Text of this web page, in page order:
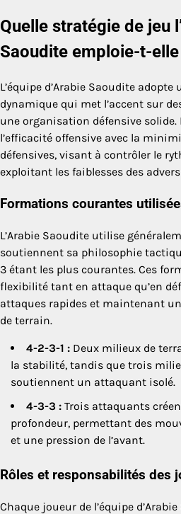
Quelle stratégie de jeu
Saoudite emploie-t-elle
L’équipe d’Arabie Saoudite
dynamique qui met l’accent sur
une organisation défensive solide.
l’efficacité offensive avec la
défensives, visant à contrôler le
exploitant les faiblesses des
Formations courantes
L’Arabie Saoudite utilise
soutiennent sa philosophie
3 étant les plus courantes. Ces
flexibilité tant en attaque qu’en
attaques rapides et maintenant
de terrain.
4-2-3-1 : Deux milieux de
la stabilité, tandis que trois
soutiennent un attaquant isolé.
4-3-3 : Trois attaquants
profondeur, permettant des
et une pression de l’avant.
Rôles et responsabilités des
Chaque joueur de l’équipe